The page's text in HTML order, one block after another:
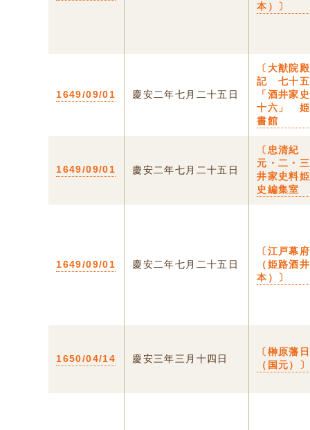
本）〕
1649/09/01 慶安二年七月二十五日
〔大猷院
記 七十
「酒井
十六」 姫
書館
1649/09/01 慶安二年七月二十五日
〔忠清紀
元・二・
井家史料
史編集室
1649/09/01 慶安二年七月二十五日
〔江戸幕
（姫路酒
本）〕
1650/04/14 慶安三年三月十四日
〔榊原藩
（国元）